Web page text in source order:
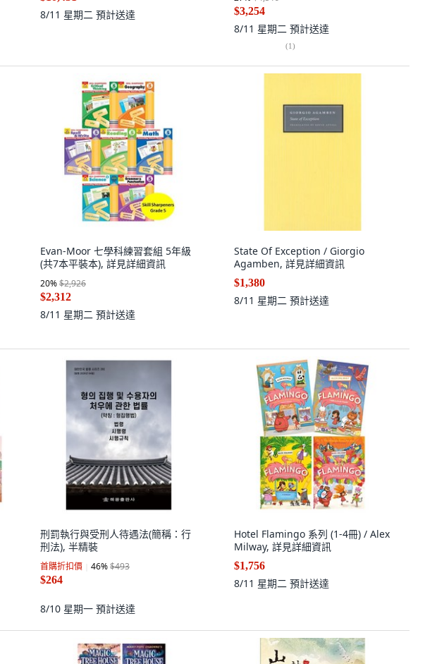
8/11 星期二 預計送達
$3,254
8/11 星期二 預計送達
(1)
Evan-Moor 七學科練習套組 5年級
(共7本平裝本), 詳見詳細資訊
20%$2,926
$2,312
8/11 星期二 預計送達
State Of Exception / Giorgio
Agamben, 詳見詳細資訊
$1,380
8/11 星期二 預計送達
刑罰執行與受刑人待遇法(簡稱：行
刑法), 半精裝
首購折扣價 46%$493
$264
8/10 星期一 預計送達
Hotel Flamingo 系列 (1-4冊) / Alex
Milway, 詳見詳細資訊
$1,756
8/11 星期二 預計送達